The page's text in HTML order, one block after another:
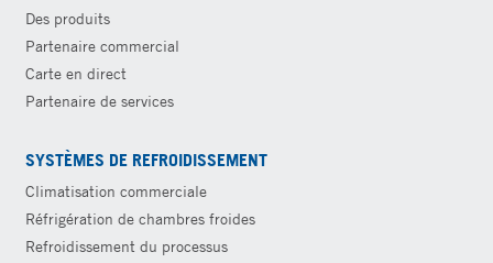
Des produits
Partenaire commercial
Carte en direct
Partenaire de services
SYSTÈMES DE REFROIDISSEMENT
Climatisation commerciale
Réfrigération de chambres froides
Refroidissement du processus